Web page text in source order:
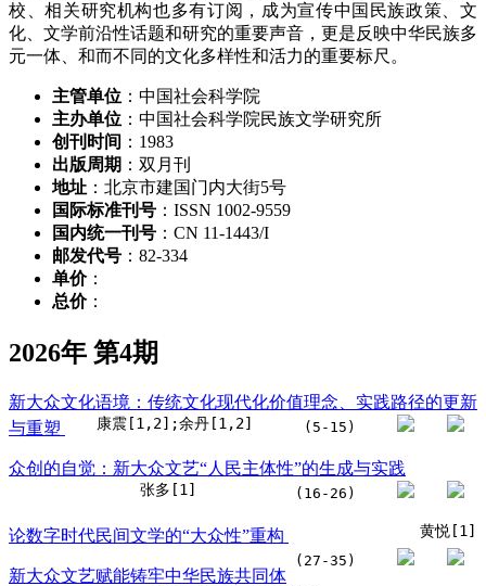
校、相关研究机构也多有订阅，成为宣传中国民族政策、文
化、文学前沿性话题和研究的重要声音，更是反映中华民族多
元一体、和而不同的文化多样性和活力的重要标尺。
主管单位 ：中国社会科学院
主办单位 ：中国社会科学院民族文学研究所
创刊时间 ：1983
出版周期 ：双月刊
地址 ：北京市建国门内大街5号
国际标准刊号 ：ISSN 1002-9559
国内统一刊号 ：CN 11-1443/I
邮发代号 ：82-334
单价：
总价：
2026年 第4期
新大众文化语境：传统文化现代化价值理念、实践路径的更新
与重塑
康震[1,2];余丹[1,2] (5-15)
众创的自觉：新大众文艺“人民主体性”的生成与实践
张多[1] (16-26)
论数字时代民间文学的“大众性”重构 黄悦[1]
(27-35)
新大众文艺赋能铸牢中华民族共同体